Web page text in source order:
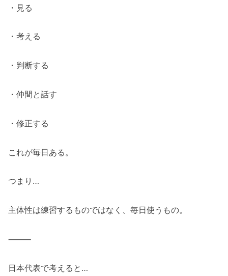
・見る
・考える
・判断する
・仲間と話す
・修正する
これが毎日ある。
つまり…
主体性は練習するものではなく、毎日使うもの。
⸻
日本代表で考えると…